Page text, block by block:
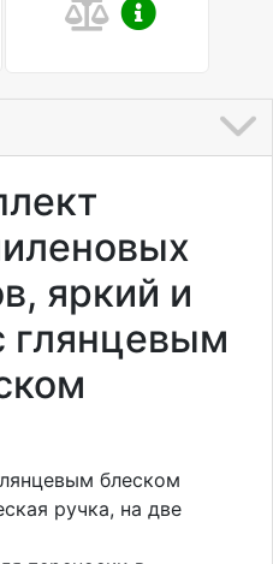
яркий и
глянцевым
блеском
ручка, на две